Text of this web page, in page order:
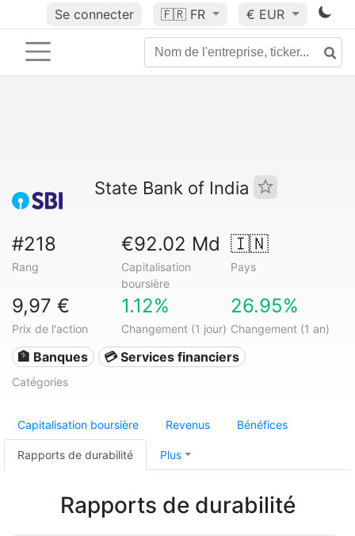
Se connecter 🇫🇷 FR € EUR
State Bank of India
#218
Rang
€92.02 Md
Capitalisation
boursière
🇮🇳
Pays
9,97 €
Prix de l'action
1.12%
Changement (1 jour)
26.95%
Changement (1 an)
🏦 Banques 💳 Services financiers
Catégories
Capitalisation boursière Revenus Bénéfices
Rapports de durabilité Plus
Rapports de durabilité